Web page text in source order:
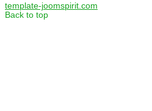
template-joomspirit.com
Back to top